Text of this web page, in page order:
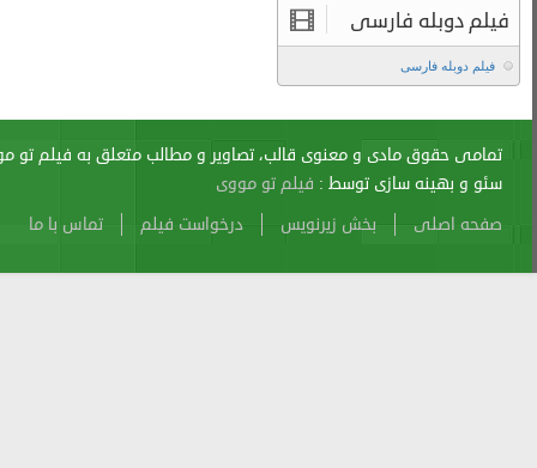
از آن پیگرد قانونی دارد.
sitemap Atom Cache Search Alexa